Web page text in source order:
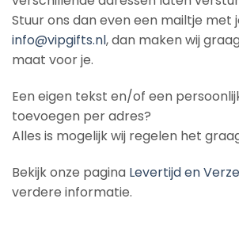
Stuur ons dan even een mailtje met
info@vipgifts.nl, dan maken wij
maat voor je.
Een eigen tekst en/of een
toevoegen per adres?
Alles is mogelijk wij regelen het
Bekijk onze pagina Levertijd en
verdere informatie.